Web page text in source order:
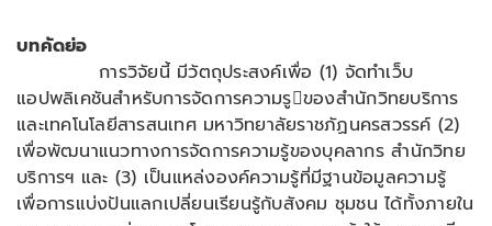
บทคัดย่อ
​ การวิจัยนี้ มีวัตถุประสงค์เพื่อ (1) จัดทำเว็บ
แอปพลิเคชันสำหรับการจัดการความรูของสํานักวิทยบริการ
และเทคโนโลยีสารสนเทศ มหาวิทยาลัยราชภัฏนครสวรรค์ (2)
เพื่อพัฒนาแนวทางการจัดการความรู้ของบุคลากร สํานักวิทย
บริการฯ และ (3) เป็นแหล่งองค์ความรู้ที่มีฐานข้อมูลความรู้
เพื่อการแบ่งปันแลกเปลี่ยนเรียนรู้กับสังคม ชุมชน ได้ทั้งภายใน